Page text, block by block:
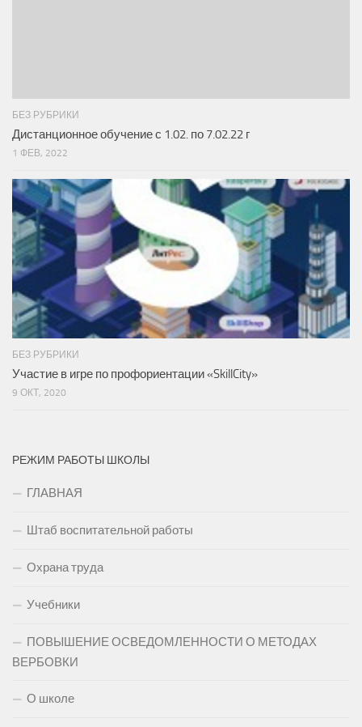
БЕЗ РУБРИКИ
Дистанционное обучение с 1.02. по 7.02.22 г
1 ФЕВ, 2022
БЕЗ РУБРИКИ
Участие в игре по профориентации «SkillCity»
9 ОКТ, 2020
РЕЖИМ РАБОТЫ ШКОЛЫ
ГЛАВНАЯ
Штаб воспитательной работы
Охрана труда
Учебники
ПОВЫШЕНИЕ ОСВЕДОМЛЕННОСТИ О МЕТОДАХ
ВЕРБОВКИ
О школе